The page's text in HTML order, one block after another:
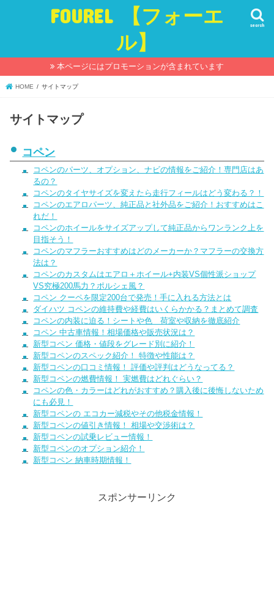
FOUREL 【フォーエ
ル】
search
本ページにはプロモーションが含まれています
HOME サイトマップ
サイトマップ
コペン
コペンのパーツ、オプション、ナビの情報をご紹介！専門店はあ
るの？
コペンのタイヤサイズを変えたら走行フィールはどう変わる？！
コペンのエアロパーツ、純正品と社外品をご紹介！おすすめはこ
れだ！
コペンのホイールをサイズアップして純正品からワンランク上を
目指そう！
コペンのマフラーおすすめはどのメーカーか？マフラーの交換方
法は？
コペンのカスタムはエアロ＋ホイール+内装VS個性派ショップ
VS究極200馬力？ポルシェ風？
コペン クーペを限定200台で発売！手に入れる方法とは
ダイハツ コペンの維持費や経費はいくらかかる？まとめて調査
コペンの内装に迫る！シートや色 荷室や収納を徹底紹介
コペン 中古車情報！相場価格や販売状況は？
新型コペン 価格・値段をグレード別に紹介！
新型コペンのスペック紹介！ 特徴や性能は？
新型コペンの口コミ情報！ 評価や評判はどうなってる？
新型コペンの燃費情報！ 実燃費はどれぐらい？
コペンの色・カラーはどれがおすすめ？購入後に後悔しないため
にも必見！
新型コペンの エコカー減税やその他税金情報！
新型コペンの値引き情報！ 相場や交渉術は？
新型コペンの試乗レビュー情報！
新型コペンのオプション紹介！
新型コペン 納車時期情報！
スポンサーリンク